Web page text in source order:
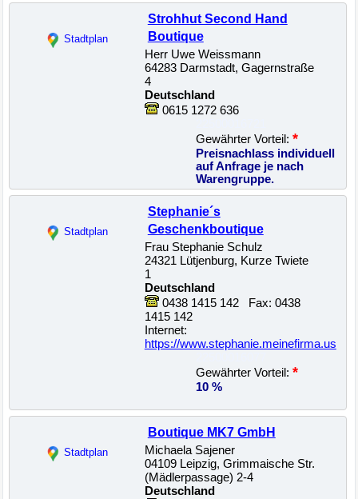
Stadtplan
Strohhut Second Hand
Boutique
Herr Uwe Weissmann
64283 Darmstadt, Gagernstraße
4
Deutschland
0615 1272 636
Gewährter Vorteil: *
Preisnachlass individuell
auf Anfrage je nach
Warengruppe.
Stadtplan
Stephanie´s
Geschenkboutique
Frau Stephanie Schulz
24321 Lütjenburg, Kurze Twiete
1
Deutschland
0438 1415 142 Fax: 0438
1415 142
Internet:
https://www.stephanie.meinefirma.us
Gewährter Vorteil: *
10 %
Stadtplan
Boutique MK7 GmbH
Michaela Sajener
04109 Leipzig, Grimmaische Str.
(Mädlerpassage) 2-4
Deutschland